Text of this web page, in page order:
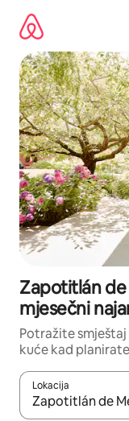
sadržaj
Zapotitlán
mjesečni
Potražite
kuće kad
Lokacija
Kada budu